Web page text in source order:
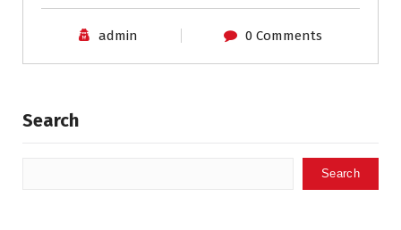
admin 0 Comments
Search
Search